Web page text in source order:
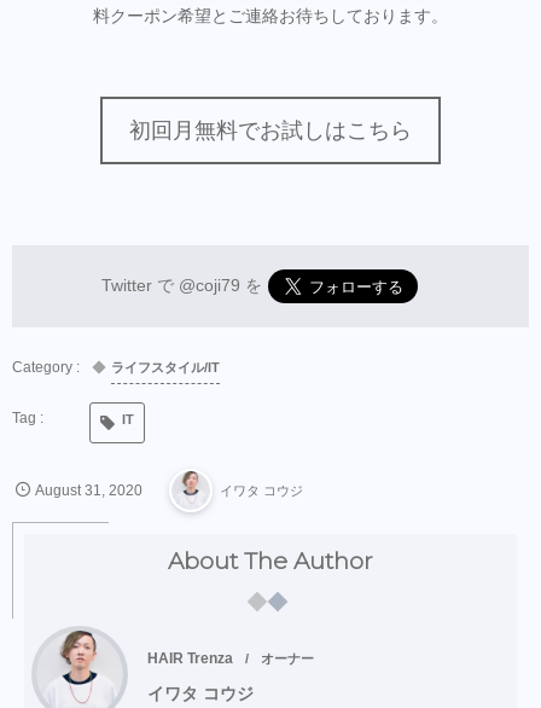
料クーポン希望とご連絡お待ちしております。
初回月無料でお試しはこちら
Twitter で @coji79 を
ライフスタイル/IT
IT
August 31 2020 イワタ コウジ
About The Author
HAIR Trenza オーナー
イワタ コウジ